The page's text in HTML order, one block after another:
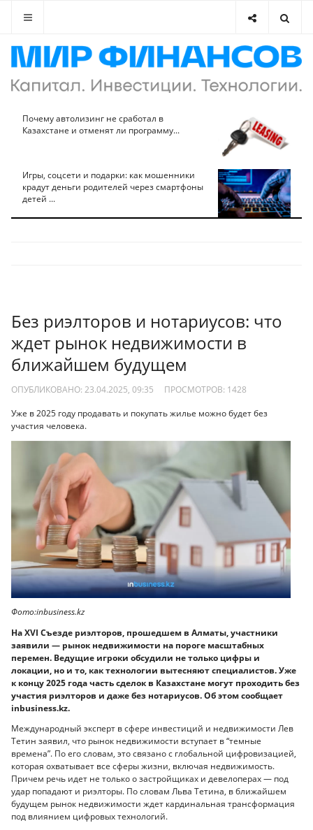
Почему автолизинг не сработал в
Казахстане и отменят ли программу...
Игры, соцсети и подарки: как мошенники
крадут деньги родителей через смартфоны
детей ...
Без риэлторов и нотариусов: что
ждет рынок недвижимости в
ближайшем будущем
ОПУБЛИКОВАНО: 23.04.2025, 09:35 ПРОСМОТРОВ: 1428
Уже в 2025 году продавать и покупать жилье можно будет без
участия человека.
Фото:inbusiness.kz
На XVI Съезде риэлторов, прошедшем в Алматы, участники
заявили — рынок недвижимости на пороге масштабных
перемен. Ведущие игроки обсудили не только цифры и
локации, но и то, как технологии вытесняют специалистов. Уже
к концу 2025 года часть сделок в Казахстане могут проходить без
участия риэлторов и даже без нотариусов. Об этом сообщает
inbusiness.kz.
Международный эксперт в сфере инвестиций и недвижимости Лев
Тетин заявил, что рынок недвижимости вступает в “темные
времена”. По его словам, это связано с глобальной цифровизацией,
которая охватывает все сферы жизни, включая недвижимость.
Причем речь идет не только о застройщиках и девелоперах — под
удар попадают и риэлторы. По словам Льва Тетина, в ближайшем
будущем рынок недвижимости ждет кардинальная трансформация
под влиянием цифровых технологий.